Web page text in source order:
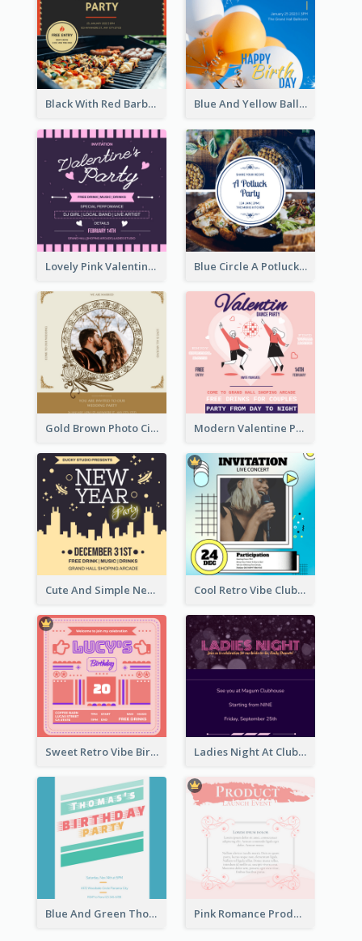
Black With Red Barbecue Housewarming Invitation Blue And Yellow Balloon Birthday Party Invitation
Lovely Pink Valentine Celebration Invitation Design Ideas Blue Circle A Potluck Party Invitation
Gold Brown Photo Circle Wedding Invitation Modern Valentine Party Pink Invitation Design Templates
Cute And Simple New Year Celebration Invitation Cool Retro Vibe Club House Invitation Design Template
Sweet Retro Vibe Birthday Party Invitation Ideas Ladies Night At Club house 2020 Invitation
Blue And Green Thomas's Birthday Party Invitation Pink Romance Product Launch Event